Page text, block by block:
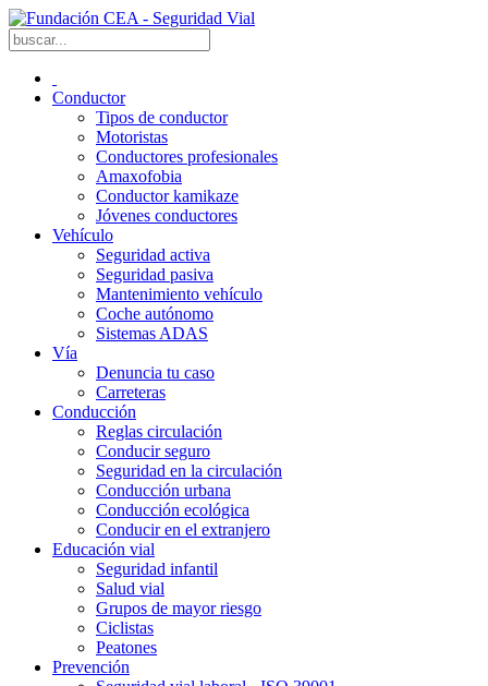
Conductor
Tipos de conductor
Motoristas
Conductores profesionales
Amaxofobia
Conductor kamikaze
Jóvenes conductores
Vehículo
Seguridad activa
Seguridad pasiva
Mantenimiento vehículo
Coche autónomo
Sistemas ADAS
Vía
Denuncia tu caso
Carreteras
Conducción
Reglas circulación
Conducir seguro
Seguridad en la circulación
Conducción urbana
Conducción ecológica
Conducir en el extranjero
Educación vial
Seguridad infantil
Salud vial
Grupos de mayor riesgo
Ciclistas
Peatones
Prevención